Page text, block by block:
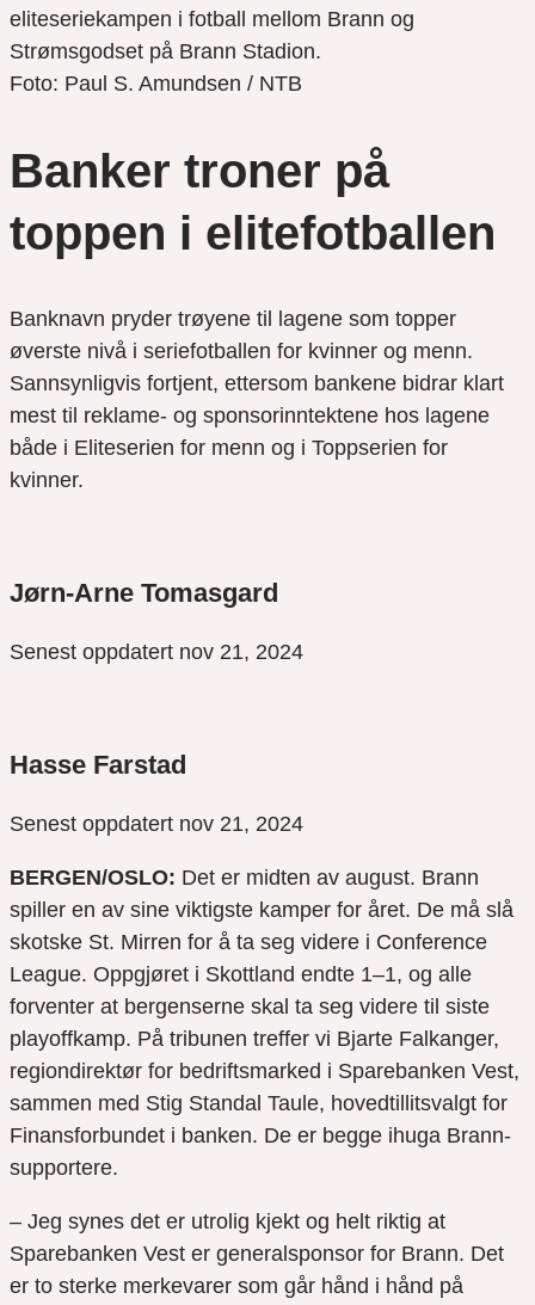
eliteseriekampen i fotball mellom Brann og
Strømsgodset på Brann Stadion.
Foto: Paul S. Amundsen / NTB
Banker troner på
toppen i elitefotballen
Banknavn pryder trøyene til lagene som topper
øverste nivå i seriefotballen for kvinner og menn.
Sannsynligvis fortjent, ettersom bankene bidrar klart
mest til reklame- og sponsorinntektene hos lagene
både i Eliteserien for menn og i Toppserien for
kvinner.
Jørn-Arne Tomasgard
Senest oppdatert nov 21, 2024
Hasse Farstad
Senest oppdatert nov 21, 2024
BERGEN/OSLO: Det er midten av august. Brann
spiller en av sine viktigste kamper for året. De må slå
skotske St. Mirren for å ta seg videre i Conference
League. Oppgjøret i Skottland endte 1–1, og alle
forventer at bergenserne skal ta seg videre til siste
playoffkamp. På tribunen treffer vi Bjarte Falkanger,
regiondirektør for bedriftsmarked i Sparebanken Vest,
sammen med Stig Standal Taule, hovedtillitsvalgt for
Finansforbundet i banken. De er begge ihuga Brann-
supportere.
– Jeg synes det er utrolig kjekt og helt riktig at
Sparebanken Vest er generalsponsor for Brann. Det
er to sterke merkevarer som går hånd i hånd på